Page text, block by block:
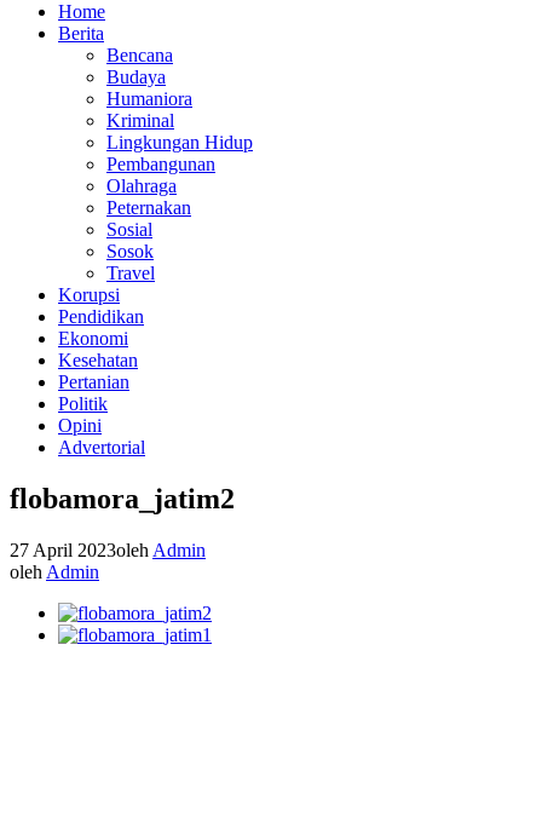
Home
Berita
Bencana
Budaya
Humaniora
Kriminal
Lingkungan Hidup
Pembangunan
Olahraga
Peternakan
Sosial
Sosok
Travel
Korupsi
Pendidikan
Ekonomi
Kesehatan
Pertanian
Politik
Opini
Advertorial
flobamora_jatim2
27 April 2023oleh Admin
oleh Admin